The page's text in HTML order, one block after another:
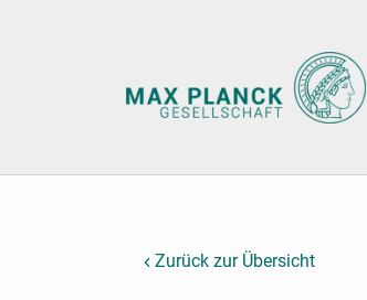
Zurück zur Übersicht